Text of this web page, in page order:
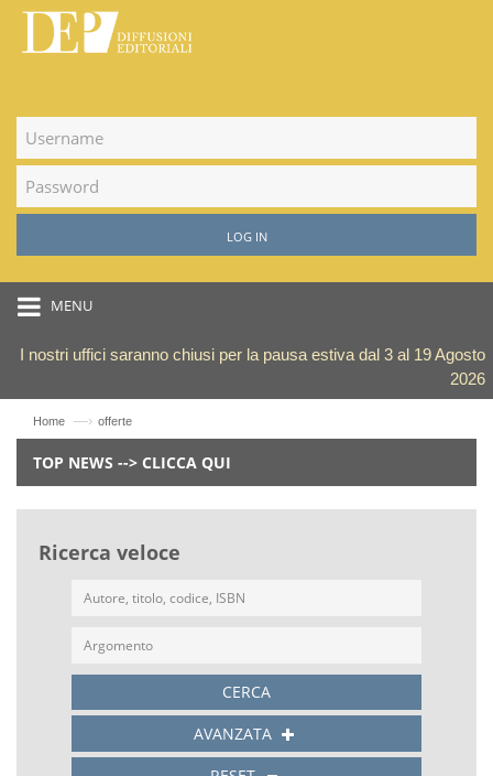
LOG IN
MENU
I nostri uffici saranno chiusi per la pausa estiva dal 3 al 19 Agosto
2026
Home —› offerte
TOP NEWS --> CLICCA QUI
Ricerca veloce
CERCA
AVANZATA